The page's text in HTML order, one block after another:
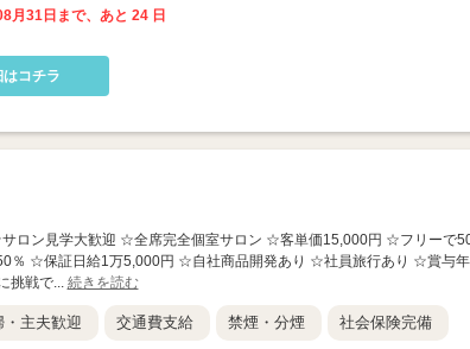
月31日まで、あと 24 日
はコチラ
ロン見学大歓迎 ☆全席完全個室サロン ☆客単価15,000円 ☆フリーで
％ ☆保証日給1万5,000円 ☆自社商品開発あり ☆社員旅行あり ☆賞与
挑戦で... 続きを読む
・主夫歓迎 交通費支給 禁煙・分煙 社会保険完備